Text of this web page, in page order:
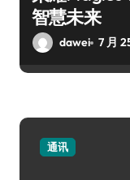
智慧未来
dawei 7 月
通讯